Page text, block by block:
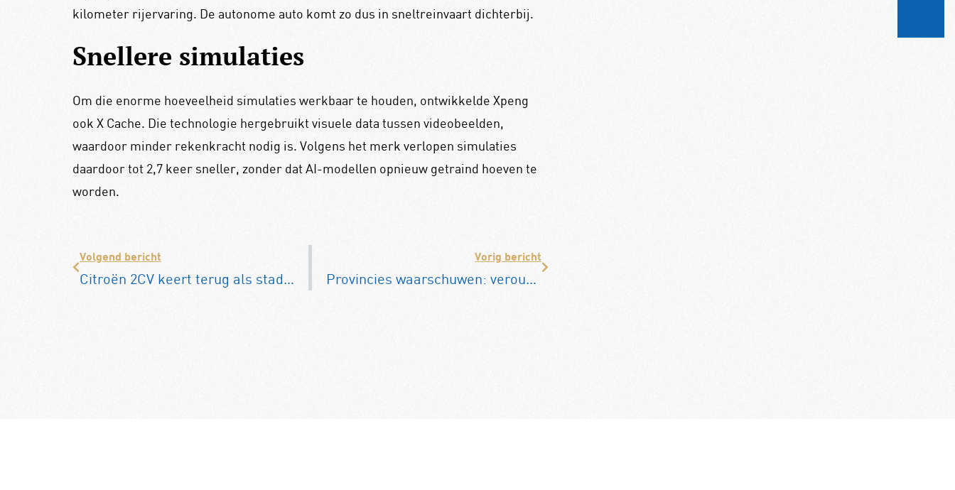
kilometer rijervaring. De autonome auto komt zo dus in sneltreinvaart dichterbij.
Snellere simulaties
Om die enorme hoeveelheid simulaties werkbaar te houden, ontwikkelde Xpeng
ook X Cache. Die technologie hergebruikt visuele data tussen videobeelden,
waardoor minder rekenkracht nodig is. Volgens het merk verlopen simulaties
daardoor tot 2,7 keer sneller, zonder dat AI-modellen opnieuw getraind hoeven te
worden.
Volgend bericht
Citroën 2CV keert terug als stadsmini
Vorig bericht
Provincies waarschuwen: verouderde infrastructuur dreigt vast te lopen zonder extra miljarden